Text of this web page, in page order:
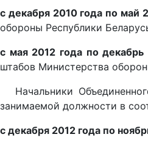
с декабря 2010 года по май
обороны Республики
с мая 2012 года по декабрь
штабов Министерства
Начальники
занимаемой должности в
с декабря 2012 года по